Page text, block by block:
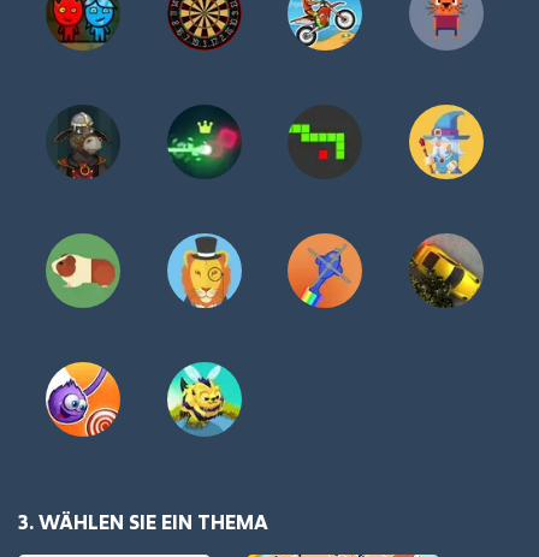
3. WÄHLEN SIE EIN THEMA